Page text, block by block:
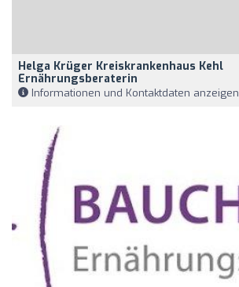
Helga Krüger Kreiskrankenhaus Kehl
Ernährungsberaterin
Informationen und Kontaktdaten anzeigen